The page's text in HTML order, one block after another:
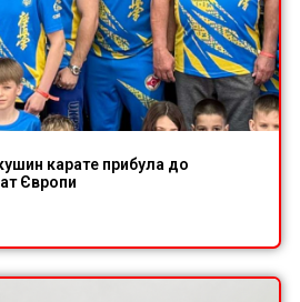
карате прибула до
Європи